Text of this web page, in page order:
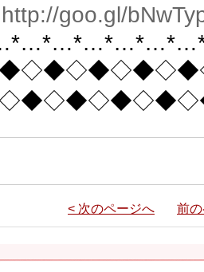
http://goo.gl/
< 次のページへ 前